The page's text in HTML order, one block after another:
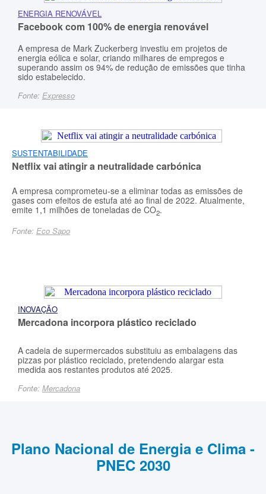
ENERGIA RENOVÁVEL
Facebook com 100% de energia renovável
A empresa de Mark Zuckerberg investiu em projetos de
energia eólica e solar, criando milhares de empregos e
superando assim os 94% de redução de emissões que tinha
sido estabelecido.
Fonte: Expresso
SUSTENTABILIDADE
Netflix vai atingir a neutralidade carbónica
A empresa comprometeu-se a eliminar todas as emissões de
gases com efeitos de estufa até ao final de 2022. Atualmente,
emite 1,1 milhões de toneladas de CO2.
Fonte: Eco Sapo
INOVAÇÃO
Mercadona incorpora plástico reciclado
A cadeia de supermercados substituiu as embalagens das
pizzas por plástico reciclado, pretendendo alargar esta
medida aos restantes produtos até 2025.
Fonte: Mercadona
Plano Nacional de Energia e Clima -
PNEC 2030